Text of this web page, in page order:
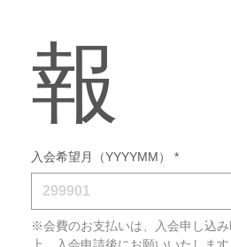
報
入会希望月（YYYYMM） *
※会費のお支払いは、入会申し込